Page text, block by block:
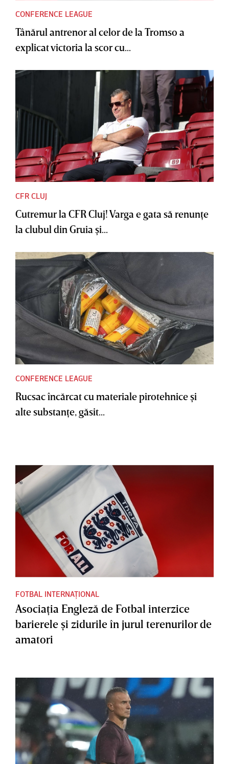
CONFERENCE LEAGUE
Tânărul antrenor al celor de la Tromso a
explicat victoria la scor cu...
CFR CLUJ
Cutremur la CFR Cluj! Varga e gata să renunţe
la clubul din Gruia şi...
CONFERENCE LEAGUE
Rucsac încărcat cu materiale pirotehnice şi
alte substanţe, găsit...
FOTBAL INTERNAȚIONAL
Asociaţia Engleză de Fotbal interzice
barierele şi zidurile în jurul terenurilor de
amatori